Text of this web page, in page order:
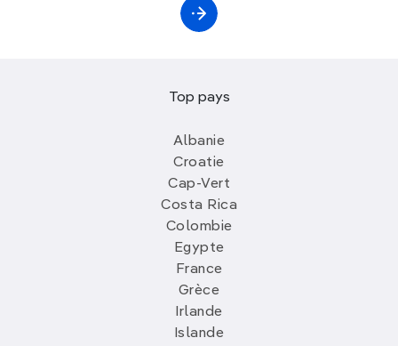
Top pays
Albanie
Croatie
Cap-Vert
Costa Rica
Colombie
Egypte
France
Grèce
Irlande
Islande